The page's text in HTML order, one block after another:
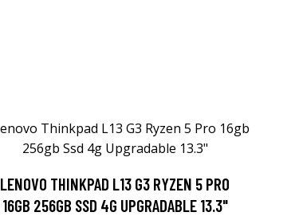
LENOVO THINKPAD L13 G3 RYZEN 5 PRO
16GB 256GB SSD 4G UPGRADABLE 13.3"